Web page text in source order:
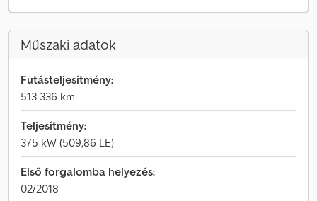
Műszaki adatok
Futásteljesítmény:
513 336 km
Teljesítmény:
375 kW (509,86 LE)
Első forgalomba helyezés:
02/2018